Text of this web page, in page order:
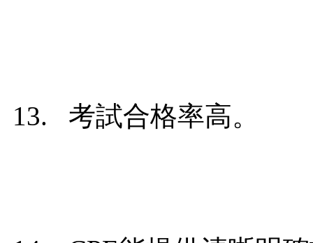
13. 考試合格率高。